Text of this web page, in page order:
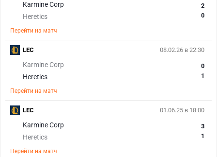
Karmine Corp
Heretics
2
0
Перейти на матч
08.02.26 в 22:30
Karmine Corp
Heretics
0
1
Перейти на матч
LEC
01.06.25 в 18:00
Karmine Corp
Heretics
3
1
Перейти на матч
LEC